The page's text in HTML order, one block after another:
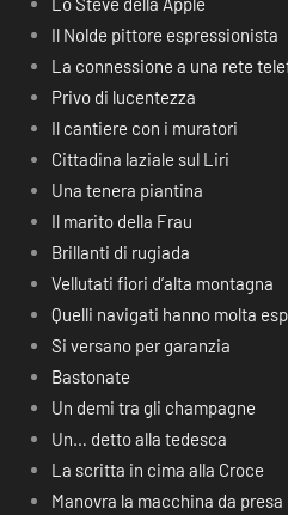
Il Nolde pittore espressionista
La connessione a una rete
Privo di lucentezza
Il cantiere con i muratori
Cittadina laziale sul Liri
Una tenera piantina
Il marito della Frau
Brillanti di rugiada
Vellutati fiori d’alta montagna
Quelli navigati hanno molta
Si versano per garanzia
Bastonate
Un demi tra gli champagne
Un… detto alla tedesca
La scritta in cima alla Croce
Manovra la macchina da presa